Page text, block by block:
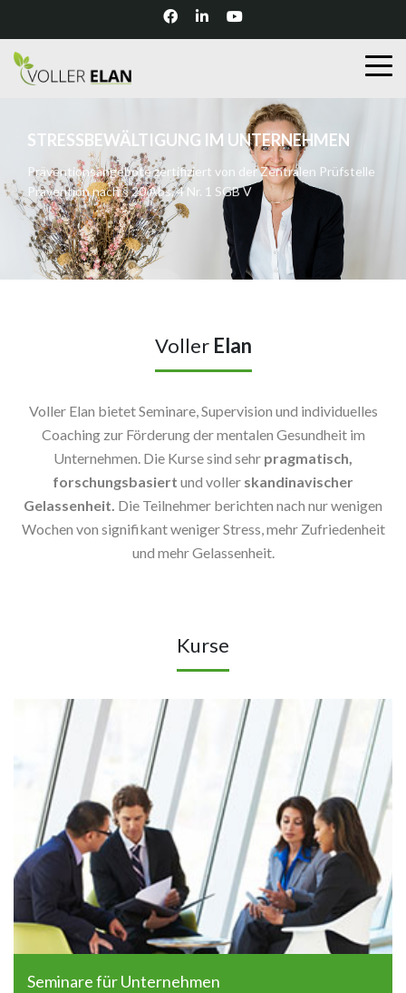
STRESSBEWÄLTIGUNG IM UNTERNEHMEN
Präventionsangebote zertifiziert von der Zentralen Prüfstelle
Prävention nach § 20 Abs. 4 Nr. 1 SGB V
Kontakt
Voller Elan
Voller Elan bietet Seminare, Supervision und individuelles
Coaching zur Förderung der mentalen Gesundheit im
Unternehmen. Die Kurse sind sehr pragmatisch,
forschungsbasiert und voller skandinavischer
Gelassenheit. Die Teilnehmer berichten nach nur wenigen
Wochen von signifikant weniger Stress, mehr Zufriedenheit
und mehr Gelassenheit.
Kurse
Seminare für Unternehmen